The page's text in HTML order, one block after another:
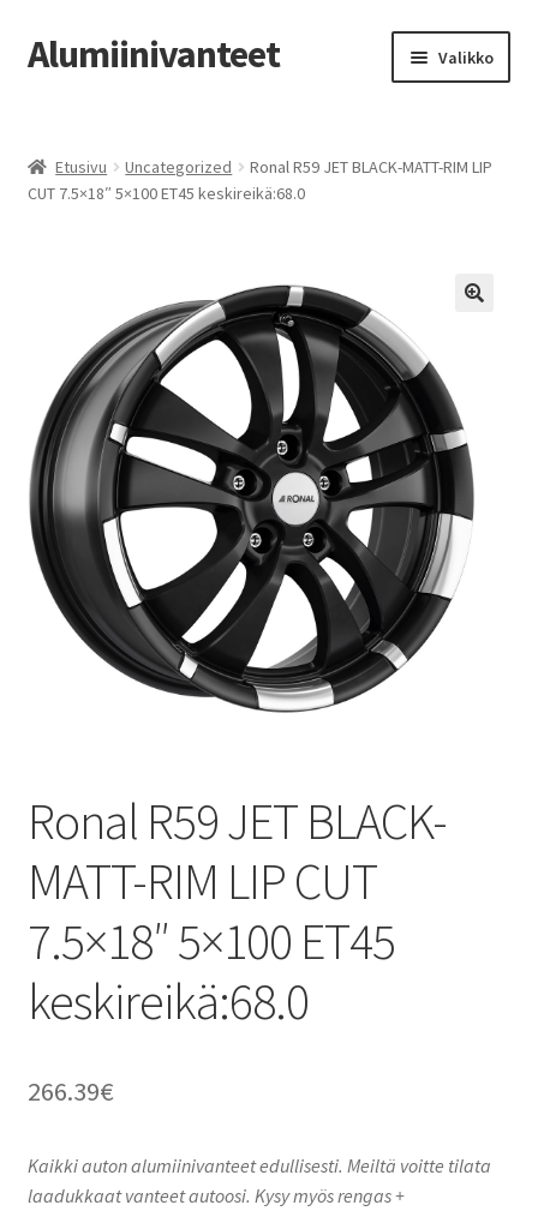
Siirry
navigointiin
Siirry
sisältöön
Alumiinivanteet Valikko
Kauppa
Vanteiden osto-opas
Auton renkaat
Yhteystiedot
Etusivu Uncategorized
Ronal R59 JET BLACK-MATT-RIM LIP
CUT 7.5×18″ 5×100 ET45 keskireikä:68.0
Ronal R59 JET BLACK-
MATT-RIM LIP CUT
7.5×18″ 5×100 ET45
keskireikä:68.0
266.39€
Kaikki auton alumiinivanteet edullisesti. Meiltä voitte tilata
laadukkaat vanteet autoosi. Kysy myös rengas +